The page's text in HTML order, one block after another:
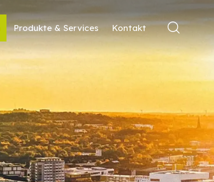
Produkte & Services Kontakt